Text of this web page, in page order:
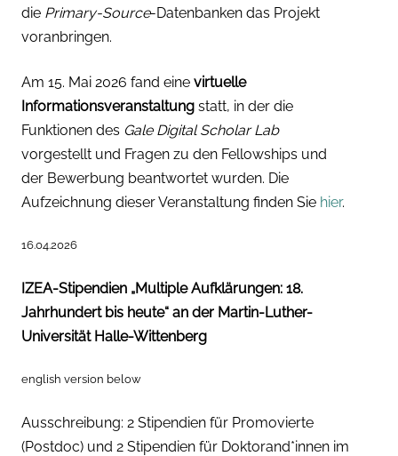
die Primary-Source-Datenbanken das Projekt
voranbringen.
Am 15. Mai 2026 fand eine virtuelle
Informationsveranstaltung statt, in der die
Funktionen des Gale Digital Scholar Lab
vorgestellt und Fragen zu den Fellowships und
der Bewerbung beantwortet wurden. Die
Aufzeichnung dieser Veranstaltung finden Sie hier.
16.04.2026
IZEA-Stipendien „Multiple Aufklärungen: 18.
Jahrhundert bis heute“ an der Martin-Luther-
Universität Halle-Wittenberg
english version below
Ausschreibung: 2 Stipendien für Promovierte
(Postdoc) und 2 Stipendien für Doktorand*innen im